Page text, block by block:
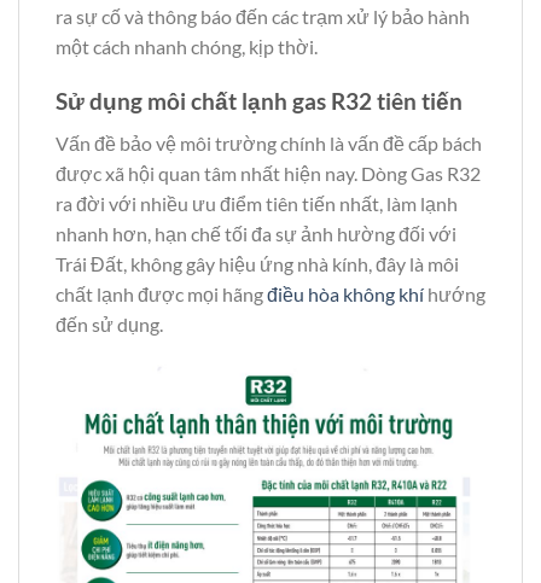
ra sự cố và thông báo đến các trạm xử lý bảo hành
một cách nhanh chóng, kịp thời.
Sử dụng môi chất lạnh gas R32 tiên tiến
Vấn đề bảo vệ môi trường chính là vấn đề cấp bách
được xã hội quan tâm nhất hiện nay. Dòng Gas R32
ra đời với nhiều ưu điểm tiên tiến nhất, làm lạnh
nhanh hơn, hạn chế tối đa sự ảnh hường đối với
Trái Đất, không gây hiệu ứng nhà kính, đây là môi
chất lạnh được mọi hãngđiều hòa không khí hướng
đến sử dụng.​